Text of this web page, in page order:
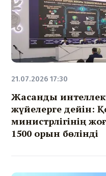
21.07.2026 17:30
Жасанды
жүйелерге дейін:
министрлігінің
1500 орын бөлінді